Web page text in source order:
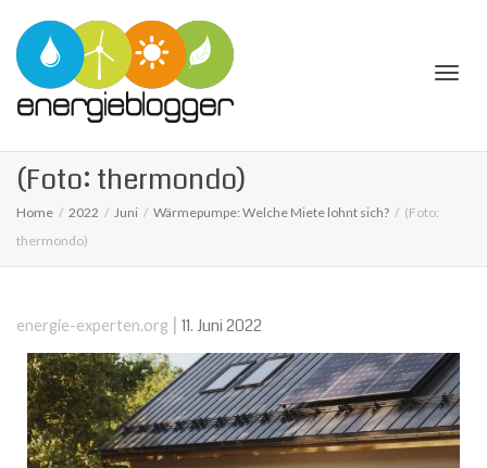
(Foto: thermondo)
Home 2022 Juni Wärmepumpe: Welche Miete lohnt sich?
(Foto:
thermondo)
energie-experten.org | 11. Juni 2022